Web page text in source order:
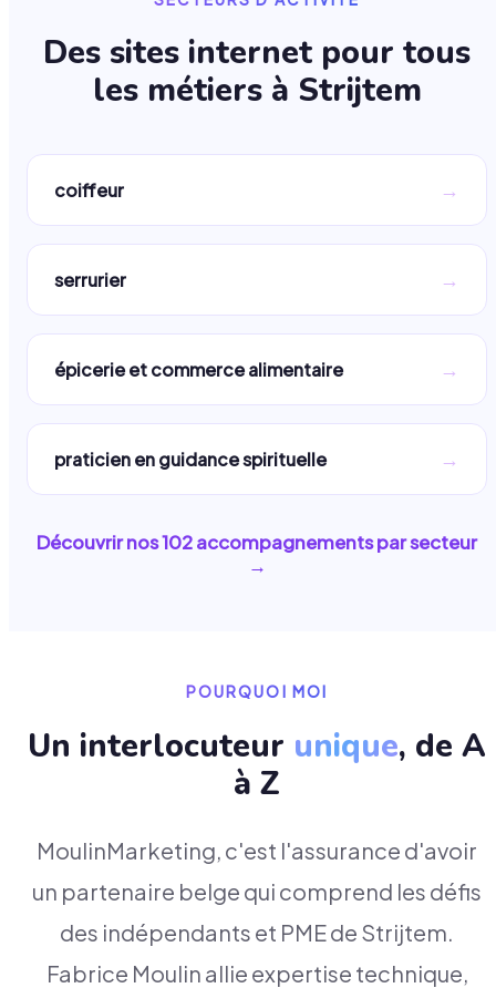
Des sites internet pour tous
les métiers à Strijtem
coiffeur →
serrurier →
épicerie et commerce alimentaire →
praticien en guidance spirituelle →
Découvrir nos102accompagnements par secteur
→
POURQUOI MOI
Un interlocuteur unique, de A
à Z
MoulinMarketing, c'est l'assurance d'avoir
un partenaire belge qui comprend les défis
des indépendants et PME de Strijtem.
Fabrice Moulin allie expertise technique,